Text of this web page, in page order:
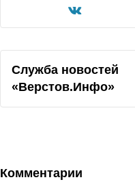
Служба новостей
«Верстов.Инфо»
Комментарии